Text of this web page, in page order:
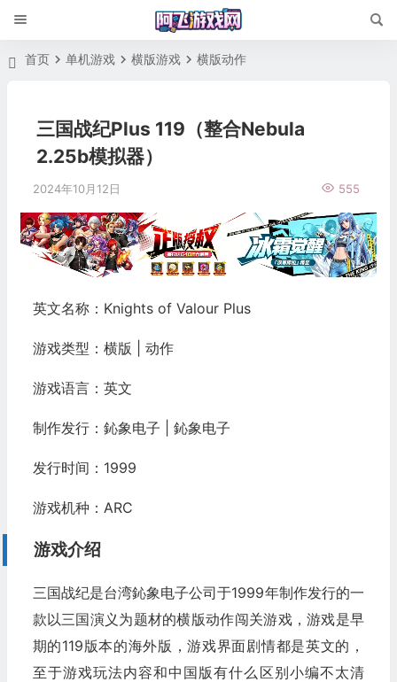
首页 单机游戏 横版游戏 横版动作
三国战纪Plus 119（整合Nebula
2.25b模拟器）
2024年10月12日 555
英文名称：Knights of Valour Plus
游戏类型：横版 | 动作
游戏语言：英文
制作发行：鈊象电子 | 鈊象电子
发行时间：1999
游戏机种：ARC
游戏介绍
三国战纪是台湾鈊象电子公司于1999年制作发行的一
款以三国演义为题材的横版动作闯关游戏，游戏是早
期的119版本的海外版，游戏界面剧情都是英文的，
至于游戏玩法内容和中国版有什么区别小编不太清